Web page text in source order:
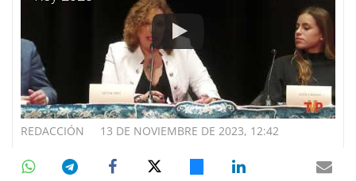
13 DE NOVIEMBRE DE 2023, 12:42
REDACCIÓN